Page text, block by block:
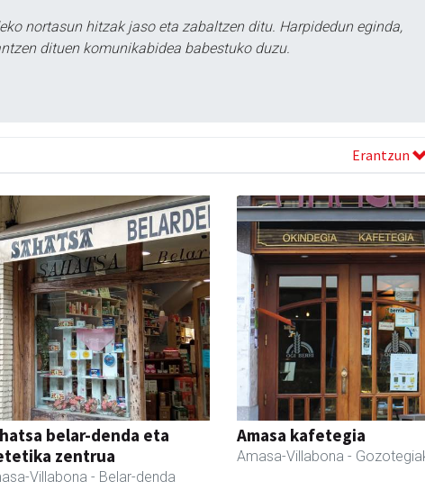
nortasun hitzak jaso eta zabaltzen ditu. Harpidedun eginda,
dituen komunikabidea babestuko duzu.
Erantzun
belar-denda eta
zentrua
Villabona - Belar-denda
Amasa kafetegia
Amasa-Villabona -